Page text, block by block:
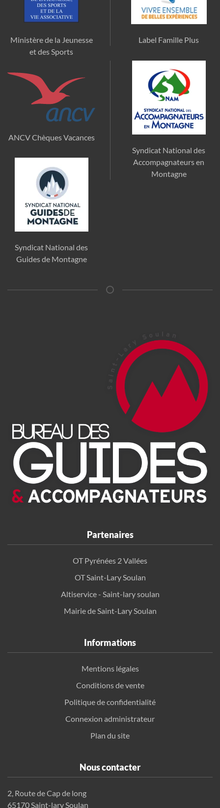
Ministère de la Jeunesse
et des Sports
Label Famille Plus
ANCV Chèques Vacances
Syndicat National des
Accompagnateurs en
Montagne
Syndicat National des
Guides de Montagne
Partenaires
OT Pyrénées 2 Vallées
OT Saint-Lary Soulan
Altiservice - Saint-lary soulan
Mairie de Saint-Lary Soulan
Informations
Mentions légales
Conditions de vente
Politique de confidentialité
Connexion administrateur
Plan du site
Nous contacter
2, Route de Cap de long
65170 Saint-lary Soulan